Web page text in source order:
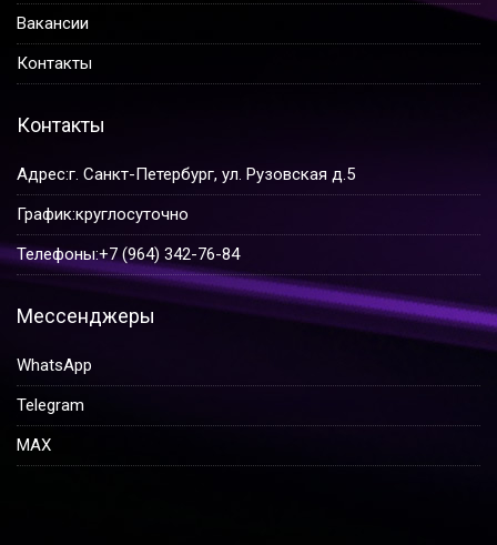
Вакансии
Контакты
Контакты
Адрес:г. Санкт-Петербург, ул. Рузовская д.5
График:круглосуточно
Телефоны:+7 (964) 342-76-84
Мессенджеры
WhatsApp
Telegram
MAX